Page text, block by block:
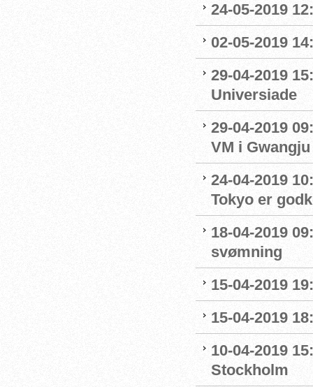
24-05-2019
02-05-2019
29-04-2019
Universiade
29-04-2019
VM i Gwangju
24-04-2019
Tokyo er
18-04-2019
svømning
15-04-2019
15-04-2019
10-04-2019
Stockholm